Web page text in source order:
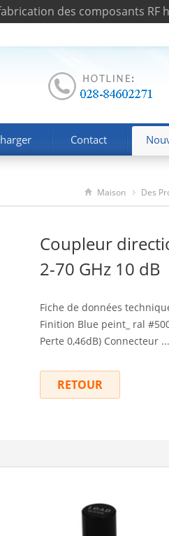
des composants RF
Contact
Maison Des
Coupleur
2-70 GHz 10 dB
Fiche de données
Finition Blue peint_ ral
Perte 0,46dB) Connecteur ...
RETOUR